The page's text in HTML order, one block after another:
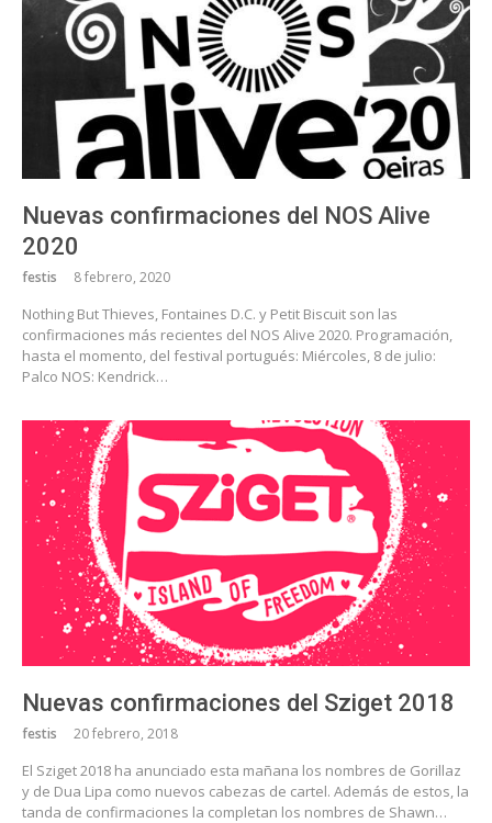
Nuevas confirmaciones del NOS Alive
2020
festis 8 febrero, 2020
Nothing But Thieves, Fontaines D.C. y Petit Biscuit son las
confirmaciones más recientes del NOS Alive 2020. Programación,
hasta el momento, del festival portugués: Miércoles, 8 de julio:
Palco NOS: Kendrick…
Nuevas confirmaciones del Sziget 2018
festis 20 febrero, 2018
El Sziget 2018 ha anunciado esta mañana los nombres de Gorillaz
y de Dua Lipa como nuevos cabezas de cartel. Además de estos, la
tanda de confirmaciones la completan los nombres de Shawn…